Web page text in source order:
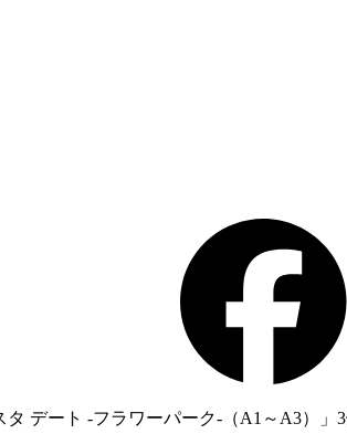
デート -フラワーパーク-（A1～A3）」3